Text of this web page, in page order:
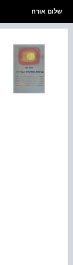
שלום אורח